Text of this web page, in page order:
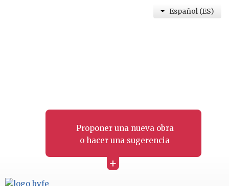
Proponer una nueva obra
o hacer una sugerencia
+
Español (ES)